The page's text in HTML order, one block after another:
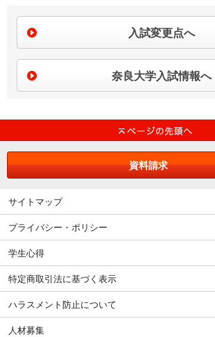
入試変更点へ
奈良大学入試情報へ
資料請求
サイトマップ
プライバシー・ポリシー
学生心得
特定商取引法に基づく表示
ハラスメント防止について
人材募集